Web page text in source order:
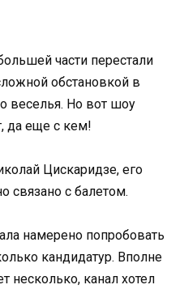
части перестали
обстановкой в
веселья. Но вот шоу
да еще с кем!
Цискаридзе, его
связано с балетом.
намерено попробовать
кандидатур. Вполне
несколько, канал хотел